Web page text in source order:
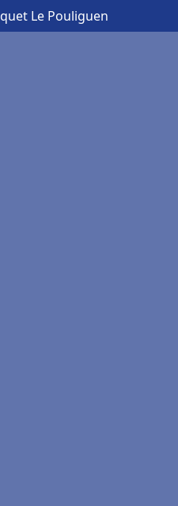
Le Pouliguen